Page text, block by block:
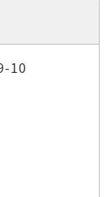
10